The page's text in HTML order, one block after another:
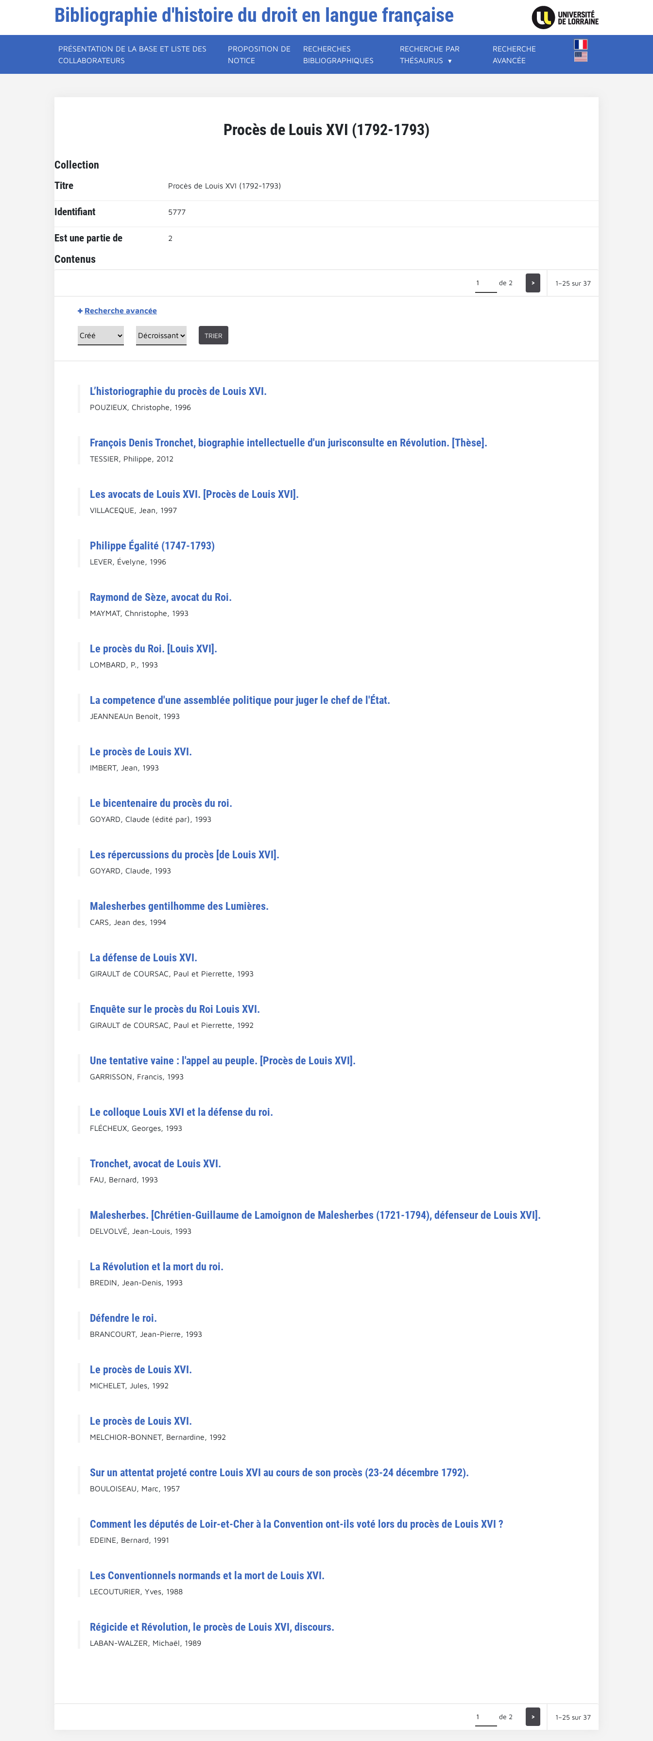
Bibliographie d'histoire du droit en langue française
PRÉSENTATION DE LA BASE ET LISTE DES
COLLABORATEURS
PROPOSITION DE
NOTICE
RECHERCHES
BIBLIOGRAPHIQUES
RECHERCHE PAR
THÉSAURUS
RECHERCHE
AVANCÉE
Procès de Louis XVI (1792-1793)
Collection
Titre Procès de Louis XVI (1792-1793)
Identifiant 5777
Est une partie de 2
Contenus
de 2 > 1–25 sur 37
Recherche avancée
TRIER
L’historiographie du procès de Louis XVI.
POUZIEUX, Christophe, 1996
François Denis Tronchet, biographie intellectuelle d'un jurisconsulte en Révolution. [Thèse].
TESSIER, Philippe, 2012
Les avocats de Louis XVI. [Procès de Louis XVI].
VILLACEQUE, Jean, 1997
Philippe Égalité (1747-1793)
LEVER, Évelyne, 1996
Raymond de Sèze, avocat du Roi.
MAYMAT, Chnristophe, 1993
Le procès du Roi. [Louis XVI].
LOMBARD, P., 1993
La competence d'une assemblée politique pour juger le chef de l'État.
JEANNEAUn Benoît, 1993
Le procès de Louis XVI.
IMBERT, Jean, 1993
Le bicentenaire du procès du roi.
GOYARD, Claude (édité par), 1993
Les répercussions du procès [de Louis XVI].
GOYARD, Claude, 1993
Malesherbes gentilhomme des Lumières.
CARS, Jean des, 1994
La défense de Louis XVI.
GIRAULT de COURSAC, Paul et Pierrette, 1993
Enquête sur le procès du Roi Louis XVI.
GIRAULT de COURSAC, Paul et Pierrette, 1992
Une tentative vaine : l'appel au peuple. [Procès de Louis XVI].
GARRISSON, Francis, 1993
Le colloque Louis XVI et la défense du roi.
FLÉCHEUX, Georges, 1993
Tronchet, avocat de Louis XVI.
FAU, Bernard, 1993
Malesherbes. [Chrétien-Guillaume de Lamoignon de Malesherbes (1721-1794), défenseur de Louis XVI].
DELVOLVÉ, Jean-Louis, 1993
La Révolution et la mort du roi.
BREDIN, Jean-Denis, 1993
Défendre le roi.
BRANCOURT, Jean-Pierre, 1993
Le procès de Louis XVI.
MICHELET, Jules, 1992
Le procès de Louis XVI.
MELCHIOR-BONNET, Bernardine, 1992
Sur un attentat projeté contre Louis XVI au cours de son procès (23-24 décembre 1792).
BOULOISEAU, Marc, 1957
Comment les députés de Loir-et-Cher à la Convention ont-ils voté lors du procès de Louis XVI ?
EDEINE, Bernard, 1991
Les Conventionnels normands et la mort de Louis XVI.
LECOUTURIER, Yves, 1988
Régicide et Révolution, le procès de Louis XVI, discours.
LABAN-WALZER, Michaël, 1989
de 2 > 1–25 sur 37